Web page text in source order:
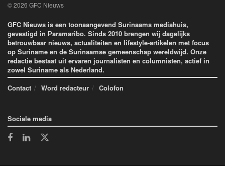
© 2026 GFC Nieuws
GFC Nieuws is een toonaangevend Surinaams mediahuis,
gevestigd in Paramaribo. Sinds 2010 brengen wij dagelijks
betrouwbaar nieuws, actualiteiten en lifestyle-artikelen met focus
op Suriname en de Surinaamse gemeenschap wereldwijd. Onze
redactie bestaat uit ervaren journalisten en columnisten, actief in
zowel Suriname als Nederland.
Contact
Word redacteur Colofon
Sociale media